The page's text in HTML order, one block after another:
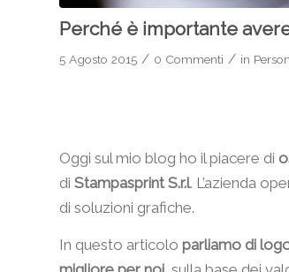
Perché è importante
5 Agosto 2015 / 0 Commenti / in
Oggi sul mio blog ho il piacere di
di Stampasprint S.r.l. L’azienda
di soluzioni grafiche.
In questo articolo parliamo di